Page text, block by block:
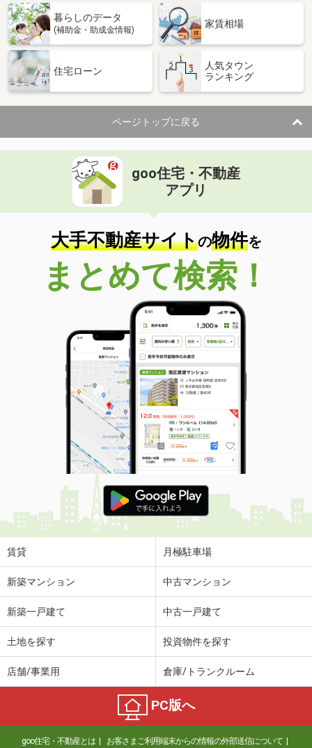
暮らしのデータ
(補助金・助成金情報)
家賃相場
住宅ローン
人気タウン
ランキング
ページトップに戻る
goo住宅・不動産
アプリ
大手不動産サイトの物件を
まとめて検索！
賃貸 月極駐車場
新築マンション 中古マンション
新築一戸建て 中古一戸建て
土地を探す 投資物件を探す
店舗/事業用 倉庫/トランクルーム
PC版へ
goo住宅・不動産とは お客さまご利用端末からの情報の外部送信について